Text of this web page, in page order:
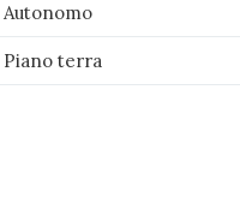
Autonomo
Piano terra